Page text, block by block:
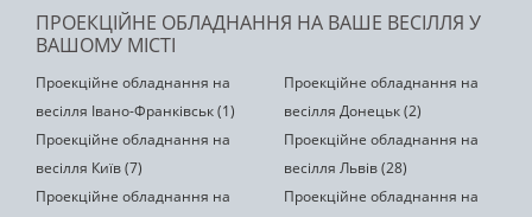
ПРОЕКЦІЙНЕ ОБЛАДНАННЯ НА ВАШЕ ВЕСІЛЛЯ У
ВАШОМУ МІСТІ
Проекційне обладнання на
весілля Івано-Франківськ (1)
Проекційне обладнання на
весілля Донецьк (2)
Проекційне обладнання на
весілля Київ (7)
Проекційне обладнання на
весілля Львів (28)
Проекційне обладнання на
Проекційне обладнання на